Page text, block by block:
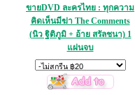
ขายDVD ละครไทย : ทุกความ
คิดเห็นมีฆ่า The Comments
(นิว ฐิติภูมิ + อ้าย สรัลชนา) 1
แผ่นจบ